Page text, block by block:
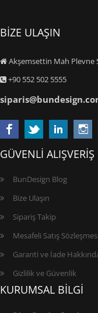
BİZE ULAŞIN
Akşemsettin Mah Plevne
+90 552 502 5555
GÜVENLİ ALIŞVERİŞ
BunDesign Blog
Bize Ulaşın
Sipariş Takip
Mesafeli Satış Sözleşmesi
Garanti ve İade
Gizlilik ve Güvenlik
KURUMSAL BİLGİ